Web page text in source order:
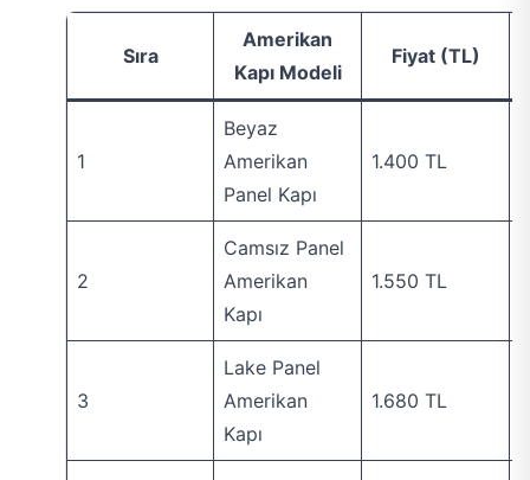
Sıra
Amerikan
Kapı Modeli
Fiyat (TL)
1
Beyaz
Amerikan
Panel Kapı
1.400 TL
2
Camsız Panel
Amerikan
Kapı
1.550 TL
3
Lake Panel
Amerikan
Kapı
1.680 TL